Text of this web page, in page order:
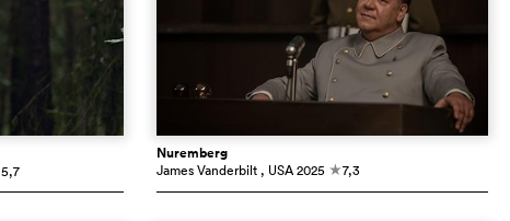
5,7
Nuremberg
James Vanderbilt , USA 2025 c7,3